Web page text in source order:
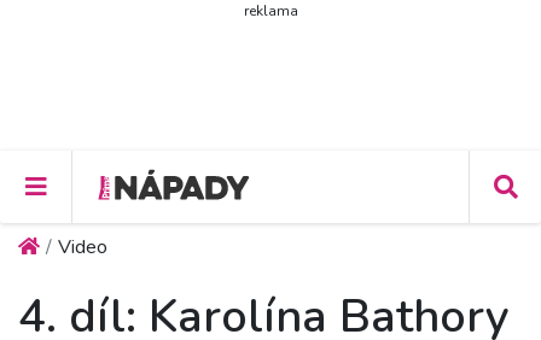
reklama
Video
4. díl: Karolína Bathory